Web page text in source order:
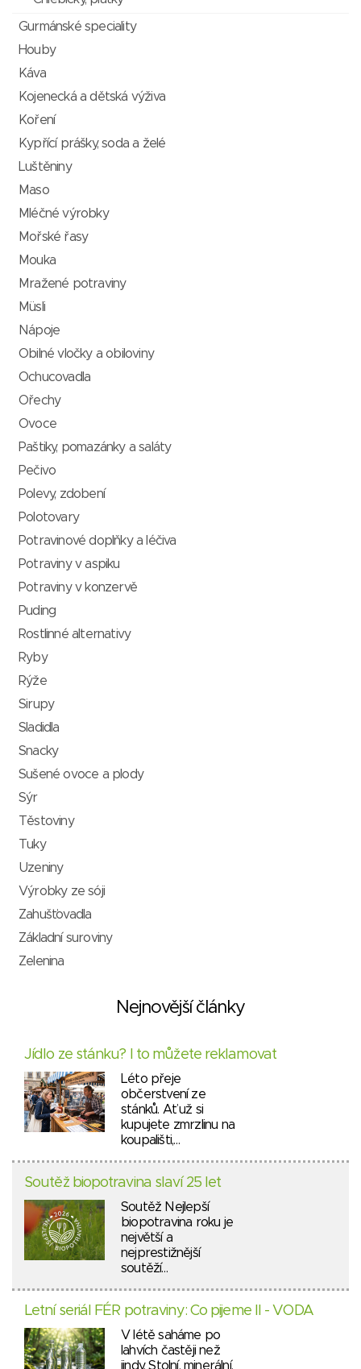
Gurmánské speciality
Houby
Káva
Kojenecká a dětská výživa
Koření
Kypřící prášky, soda a želé
Luštěniny
Maso
Mléčné výrobky
Mořské řasy
Mouka
Mražené potraviny
Müsli
Nápoje
Obilné vločky a obiloviny
Ochucovadla
Ořechy
Ovoce
Paštiky, pomazánky a saláty
Pečivo
Polevy, zdobení
Polotovary
Potravinové doplňky a léčiva
Potraviny v aspiku
Potraviny v konzervě
Puding
Rostlinné alternativy
Ryby
Rýže
Sirupy
Sladidla
Snacky
Sušené ovoce a plody
Sýr
Těstoviny
Tuky
Uzeniny
Výrobky ze sóji
Zahušťovadla
Základní suroviny
Zelenina
Nejnovější články
Jídlo ze stánku? I to můžete reklamovat
Léto přeje
občerstvení ze
stánků. Ať už si
kupujete zmrzlinu na
koupališti,…
Soutěž biopotravina slaví 25 let
Soutěž Nejlepší
biopotravina roku je
největší a
nejprestižnější
soutěží…
Letní seriál FÉR potraviny: Co pijeme II - VODA
V létě saháme po
lahvích častěji než
jindy. Stolní, minerální,